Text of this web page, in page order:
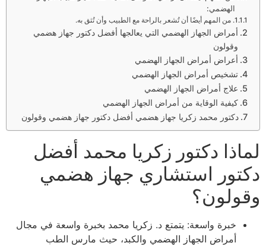
الهضمي:
من المهم أيضًا أن تُشعر بالراحة مع الطبيب وأن تُثق به.
أمراض الجهاز الهضمي التي يعالجها أفضل دكتور جهاز هضمي
وقولون
أعراض أمراض الجهاز الهضمي
تشخيص أمراض الجهاز الهضمي
علاج أمراض الجهاز الهضمي
كيفية الوقاية من أمراض الجهاز الهضمي
دكتور محمد زكريا جهاز هضمي أفضل دكتور جهاز هضمي وقولون
لماذا دكتور زكريا محمد أفضل
دكتور استشاري جهاز هضمي
وقولون؟
خبرة واسعة: يتمتع د. زكريا محمد بخبرة واسعة في مجال
أمراض الجهاز الهضمي والكبد، حيث مارس الطب